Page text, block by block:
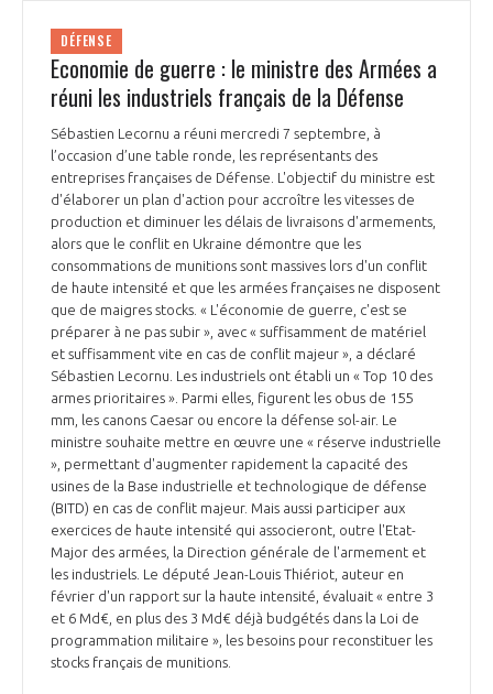
DÉFENSE
Economie de guerre : le ministre des Armées a
réuni les industriels français de la Défense
Sébastien Lecornu a réuni mercredi 7 septembre, à
l’occasion d’une table ronde, les représentants des
entreprises françaises de Défense. L'objectif du ministre est
d'élaborer un plan d'action pour accroître les vitesses de
production et diminuer les délais de livraisons d'armements,
alors que le conflit en Ukraine démontre que les
consommations de munitions sont massives lors d'un conflit
de haute intensité et que les armées françaises ne disposent
que de maigres stocks. « L'économie de guerre, c'est se
préparer à ne pas subir », avec « suffisamment de matériel
et suffisamment vite en cas de conflit majeur », a déclaré
Sébastien Lecornu. Les industriels ont établi un « Top 10 des
armes prioritaires ». Parmi elles, figurent les obus de 155
mm, les canons Caesar ou encore la défense sol-air. Le
ministre souhaite mettre en œuvre une « réserve industrielle
», permettant d'augmenter rapidement la capacité des
usines de la Base industrielle et technologique de défense
(BITD) en cas de conflit majeur. Mais aussi participer aux
exercices de haute intensité qui associeront, outre l'Etat-
Major des armées, la Direction générale de l'armement et
les industriels. Le député Jean-Louis Thiériot, auteur en
février d'un rapport sur la haute intensité, évaluait « entre 3
et 6 Md€, en plus des 3 Md€ déjà budgétés dans la Loi de
programmation militaire », les besoins pour reconstituer les
stocks français de munitions.